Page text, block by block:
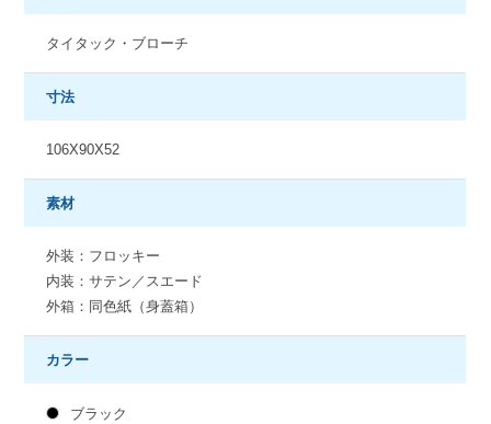
タイタック・ブローチ
寸法
106X90X52
素材
外装：フロッキー
内装：サテン／スエード
外箱：同色紙（身蓋箱）
カラー
ブラック